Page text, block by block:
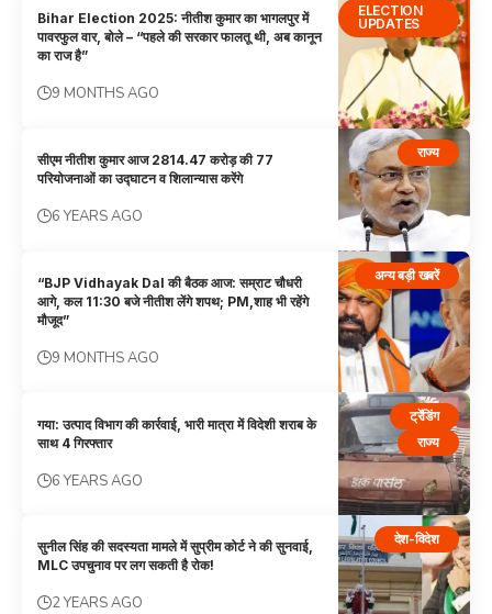
ELECTION
UPDATES
Bihar Election 2025: नीतीश कुमार का भागलपुर में
पावरफुल वार, बोले – “पहले की सरकार फालतू थी, अब कानून
का राज है”
9 MONTHS AGO
राज्य
सीएम नीतीश कुमार आज 2814.47 करोड़ की 77
परियोजनाओं का उद्घाटन व शिलान्यास करेंगे
6 YEARS AGO
अन्य बड़ी खबरें
“BJP Vidhayak Dal की बैठक आज: सम्राट चौधरी
आगे, कल 11:30 बजे नीतीश लेंगे शपथ; PM,शाह भी रहेंगे
मौजूद”
9 MONTHS AGO
ट्रेंडिंग
राज्य
गया: उत्पाद विभाग की कार्रवाई, भारी मात्रा में विदेशी शराब के
साथ 4 गिरफ्तार
6 YEARS AGO
देश-विदेश
सुनील सिंह की सदस्यता मामले में सुप्रीम कोर्ट ने की सुनवाई,
MLC उपचुनाव पर लग सकती है रोक!
2 YEARS AGO